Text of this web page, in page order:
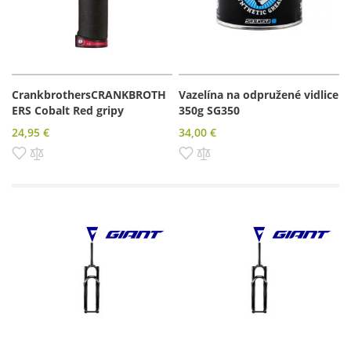
CrankbrothersCRANKBROTH
ERS Cobalt Red gripy
24,95 €
Pridať do zoznamu prianí
Vazelína na odpružené vidlice
350g SG350
34,00 €
Pridať do zoznamu prianí